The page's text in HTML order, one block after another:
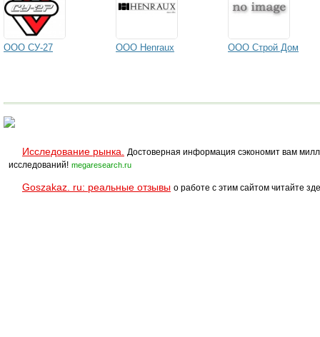
ООО СУ-27 ООО Henraux ООО Строй Дом
Исследование рынка.
Достоверная информация сэкономит вам
исследований! megaresearch.ru
Goszakaz. ru: реальные отзывы о работе с этим сайтом читайте